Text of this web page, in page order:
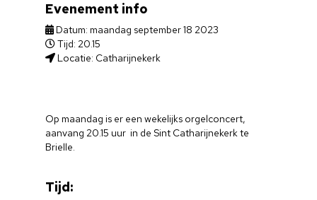
Op maandag is er een wekelijks orgelconcert,
aanvang 20.15 uur in de Sint Catharijnekerk te
Brielle.
Tijd:
Evenement info
Datum: maandag september 18 2023
Tijd: 20.15
Locatie: Catharijnekerk